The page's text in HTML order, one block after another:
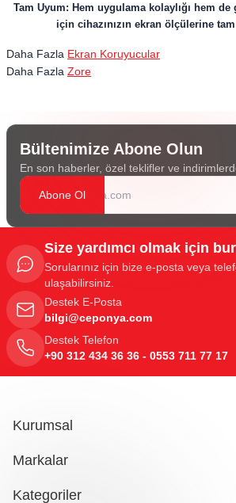
Tam Uyum: Hem uygulama kolaylığı hem de
için cihazınızın ekran ölçülerine
Daha Fazla Ekran Koruyucular
Daha Fazla Zore
Bültenimize Abone Olun
En son haberler, özel teklifler ve
Abone Ol
Size yardımcı olmak için
Sorularınız için bize e-posta veya
ulaşabilirsiniz.
Destek E-Posta
bilgi@ceponya.com
Destek Telefon
+90 312 434 36 36 - 0553 711 77 17
Kurumsal
Markalar
Kategoriler